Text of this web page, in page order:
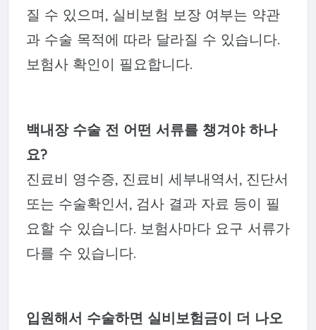
질 수 있으며, 실비보험 보장 여부는 약관
과 수술 목적에 따라 달라질 수 있습니다.
보험사 확인이 필요합니다.
백내장 수술 전 어떤 서류를 챙겨야 하나
요?
진료비 영수증, 진료비 세부내역서, 진단서
또는 수술확인서, 검사 결과 자료 등이 필
요할 수 있습니다. 보험사마다 요구 서류가
다를 수 있습니다.
입원해서 수술하면 실비보험금이 더 나오